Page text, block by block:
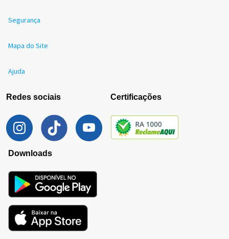
Segurança
Mapa do Site
Ajuda
Redes sociais Certificações
Downloads